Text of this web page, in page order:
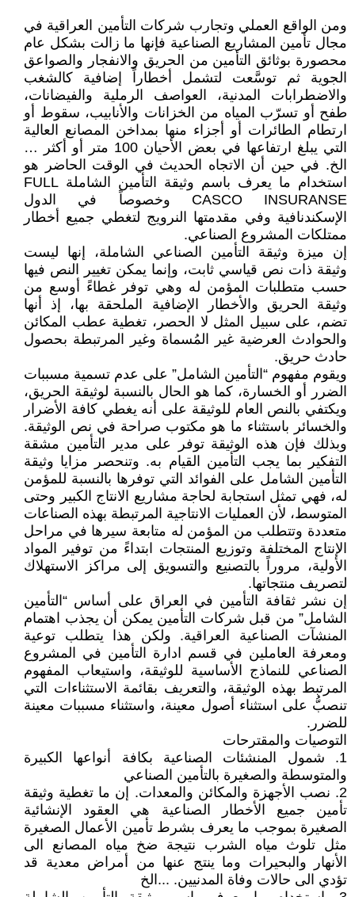
ومن الواقع العملي وتجارب شركات التأمين العراقية في
مجال تأمين المشاريع الصناعية فإنها ما زالت بشكل عام
محصورة بوثائق التأمين من الحريق والانفجار والصواعق
الجوية ثم توسَّعت لتشمل أخطاراً إضافية كالشغب
والاضطرابات المدنية، العواصف الرملية والفيضانات،
طفح أو تسرّب المياه من الخزانات والأنابيب، سقوط أو
ارتطام الطائرات أو أجزاء منها بمداخن المصانع العالية
التي يبلغ ارتفاعها في بعض الأحيان 100 متر أو أكثر …
الخ. في حين أن الاتجاه الحديث في الوقت الحاضر هو
استخدام ما يعرف باسم وثيقة التأمين الشاملة FULL
CASCO INSURANSE وخصوصاً في الدول
الإسكندنافية وفي مقدمتها النرويج لتغطي جميع أخطار
ممتلكات المشروع الصناعي.
إن ميزة وثيقة التأمين الصناعي الشاملة، إنها ليست
وثيقة ذات نص قياسي ثابت، وإنما يمكن تغيير النص فيها
حسب متطلبات المؤمن له وهي توفر غطاءً أوسع من
وثيقة الحريق والأخطار الإضافية الملحقة بها، إذ أنها
تضم، على سبيل المثل لا الحصر، تغطية عطب المكائن
والحوادث العرضية غير المُسماة وغير المرتبطة بحصول
حادث حريق.
ويقوم مفهوم “التأمين الشامل” على عدم تسمية مسببات
الضرر أو الخسارة، كما هو الحال بالنسبة لوثيقة الحريق،
ويكتفي بالنص العام للوثيقة على أنه يغطي كافة الأضرار
والخسائر باستثناء ما هو مكتوب صراحة في نص الوثيقة.
وبذلك فإن هذه الوثيقة توفر على مدير التأمين مشقة
التفكير بما يجب التأمين القيام به. وتنحصر مزايا وثيقة
التأمين الشامل على الفوائد التي توفرها بالنسبة للمؤمن
له، فهي تمثل استجابة لحاجة مشاريع الانتاج الكبير وحتى
المتوسط، لأن العمليات الانتاجية المرتبطة بهذه الصناعات
متعددة وتتطلب من المؤمن له متابعة سيرها في مراحل
الإنتاج المختلفة وتوزيع المنتجات ابتداءً من توفير المواد
الأولية، مروراً بالتصنيع والتسويق إلى مراكز الاستهلاك
لتصريف منتجاتها.
إن نشر ثقافة التأمين في العراق على أساس “التأمين
الشامل” من قبل شركات التأمين يمكن أن يجذب اهتمام
المنشآت الصناعية العراقية. ولكن هذا يتطلب توعية
ومعرفة العاملين في قسم ادارة التأمين في المشروع
الصناعي للنماذج الأساسية للوثيقة، واستيعاب المفهوم
المرتبط بهذه الوثيقة، والتعريف بقائمة الاستثناءات التي
تنصبُّ على استثناء أصول معينة، واستثناء مسببات معينة
للضرر.
التوصيات والمقترحات
1. شمول المنشئات الصناعية بكافة أنواعها الكبيرة
والمتوسطة والصغيرة بالتأمين الصناعي
2. نصب الأجهزة والمكائن والمعدات. إن ما تغطية وثيقة
تأمين جميع الأخطار الصناعية هي العقود الإنشائية
الصغيرة بموجب ما يعرف بشرط تأمين الأعمال الصغيرة
مثل تلوث مياه الشرب نتيجة ضخ مياه المصانع الى
الأنهار والبحيرات وما ينتج عنها من أمراض معدية قد
تؤدي الى حالات وفاة المدنيين. ...الخ